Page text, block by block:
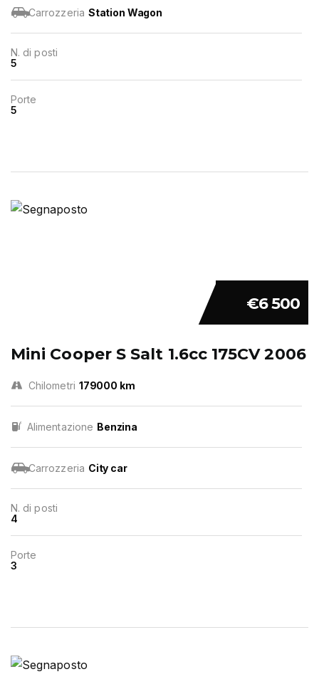
Carrozzeria Station Wagon
N. di posti
5
Porte
5
€6 500
Mini Cooper S Salt 1.6cc 175CV 2006
Chilometri 179000 km
Alimentazione Benzina
Carrozzeria City car
N. di posti
4
Porte
3